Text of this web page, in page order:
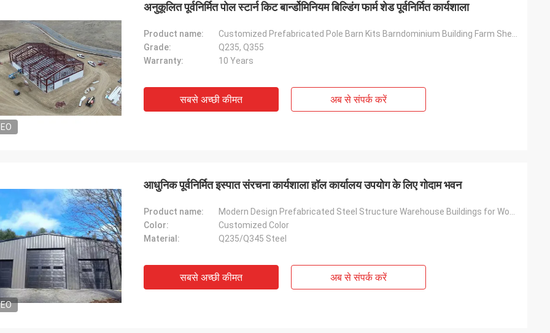
अनुकूलित पूर्वनिर्मित पोल स्टार्न किट बार्न्डोमिनियम बिल्डिंग फार्म शेड पूर्वनिर्मित कार्यशाला
Product name:
Grade:
Q235, Q355
Warranty:
10 Years
सबसे अच्छी कीमत अब से संपर्क करें
आधुनिक पूर्वनिर्मित इस्पात संरचना कार्यशाला हॉल कार्यालय उपयोग के लिए गोदाम भवन
Product name:
Color:
Customized Color
Material:
Q235/Q345 Steel
सबसे अच्छी कीमत अब से संपर्क करें